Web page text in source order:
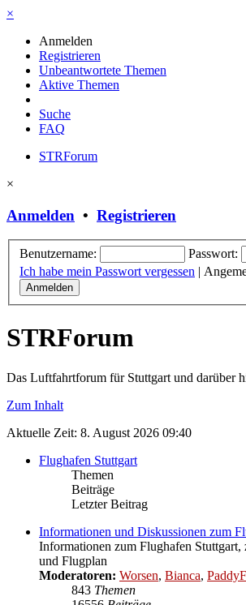
×
Anmelden
Registrieren
Unbeantwortete Themen
Aktive Themen
Suche
FAQ
STRForum
×
Anmelden • Registrieren
Benutzername:
Passwort:
Ich habe mein Passwort vergessen |
STRForum
Das Luftfahrtforum für Stuttgart und darüber
Zum Inhalt
Aktuelle Zeit: 8. August 2026 09:40
Flughafen Stuttgart
Themen
Beiträge
Letzter Beitrag
Informationen und Diskussionen zum
Informationen zum Flughafen Stuttgart,
und Flugplan
Moderatoren: Worsen, Bianca,
843 Themen